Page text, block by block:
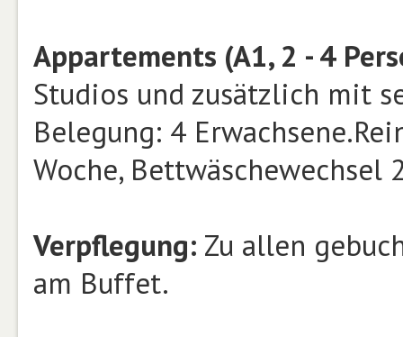
Appartements (A1, 2 - 4
Studios und zusätzlich mit
Belegung: 4
Woche, Bettwäschewechsel
Verpflegung: Zu allen
am Buffet.